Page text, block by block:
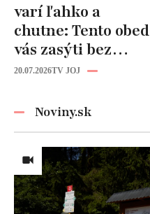
varí ľahko a
chutne: Tento obed
vás zasýti bez
zbytočných kalórií
20.07.2026TV JOJ
Noviny.sk